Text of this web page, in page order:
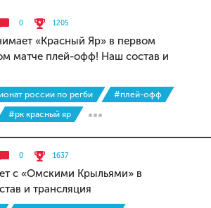
0 1205
«Красный Яр» в первом
матче плей-офф! Наш состав и
россии по регби
#плей-офф
#рк красный яр
0 1637
с «Омскими Крыльями» в
и трансляция